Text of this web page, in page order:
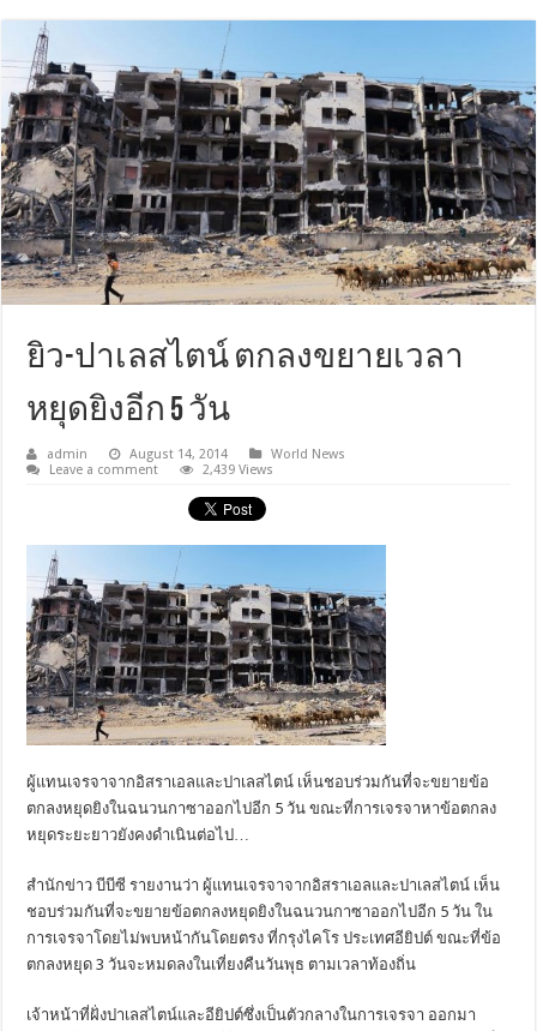
ยิว-ปาเลสไตน์ ตกลงขยายเวลา
หยุดยิงอีก 5 วัน
admin August 14, 2014
World News
Leave a comment
2,439 Views
ผู้แทนเจรจาจากอิสราเอลและปาเลสไตน์ เห็นชอบร่วมกันที่จะขยายข้อ
ตกลงหยุดยิงในฉนวนกาซาออกไปอีก 5 วัน ขณะที่การเจรจาหาข้อตกลง
หยุดระยะยาวยังคงดำเนินต่อไป…
สำนักข่าว บีบีซี รายงานว่า ผู้แทนเจรจาจากอิสราเอลและปาเลสไตน์ เห็น
ชอบร่วมกันที่จะขยายข้อตกลงหยุดยิงในฉนวนกาซาออกไปอีก 5 วัน ใน
การเจรจาโดยไม่พบหน้ากันโดยตรง ที่กรุงไคโร ประเทศอียิปต์ ขณะที่ข้อ
ตกลงหยุด 3 วันจะหมดลงในเที่ยงคืนวันพุธ ตามเวลาท้องถิ่น
เจ้าหน้าที่ฝั่งปาเลสไตน์และอียิปต์ซึ่งเป็นตัวกลางในการเจรจา ออกมา